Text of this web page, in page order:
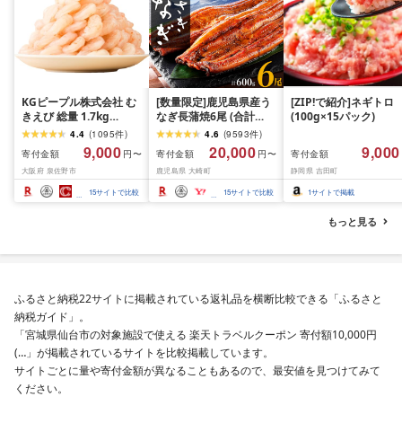
KGピープル株式会社 む
きえび 総量 1.7kg
(850g×2P) 特大 5Lサイ
ズ バナメイエビ バラ凍
結 下処理不要 サイズ不
揃い 訳あり
4.4 (1095件)
寄付金額
9,000 円〜
大阪府 泉佐野市
15サイトで比較
[数量限定]鹿児島県産う
なぎ長蒲焼6尾 (合計
600g以上)4.6 (9593件)
寄付金額
20,000 円〜
鹿児島県 大崎町
15サイトで比較
[ZIP!で紹介]ネギトロ
(100g×15パック)
寄付金額 9,000
静岡県 吉田町
1サイトで掲載
もっと見る
ふるさと納税22サイトに掲載されている返礼品を横断比較できる「ふるさと
納税ガイド」。
「宮城県仙台市の対象施設で使える 楽天トラベルクーポン 寄付額10,000円
(…」が掲載されているサイトを比較掲載しています。
サイトごとに量や寄付金額が異なることもあるので、最安値を見つけてみて
ください。